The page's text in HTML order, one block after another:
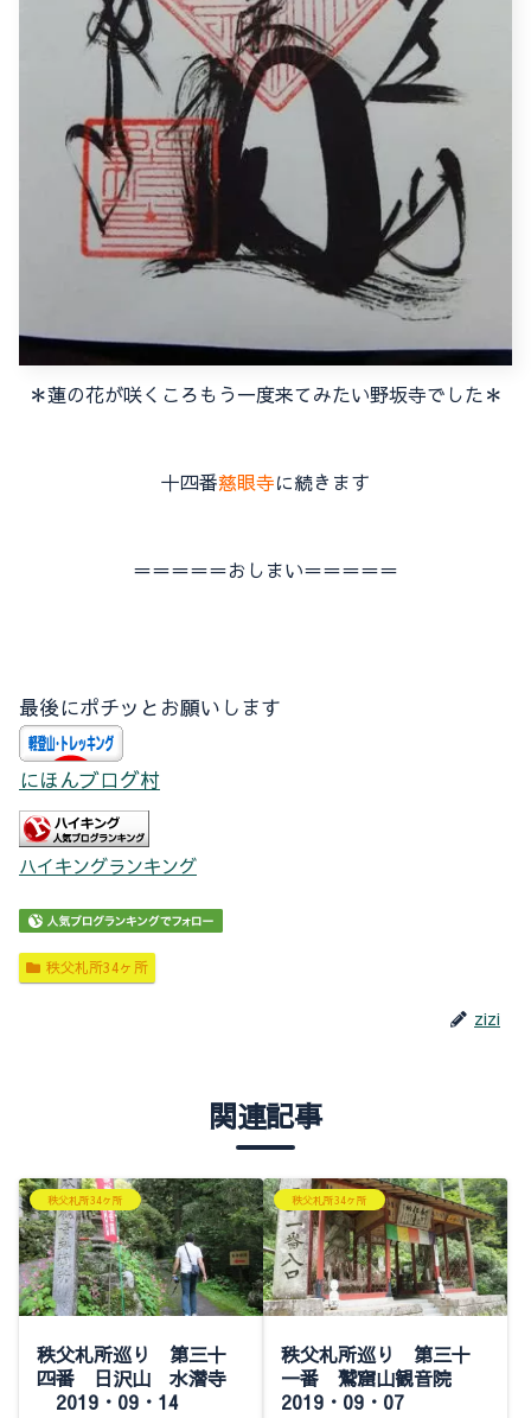
＊蓮の花が咲くころもう一度来てみたい野坂寺でした＊
十四番慈眼寺に続きます
＝＝＝＝＝おしまい＝＝＝＝＝
最後にポチッとお願いします
にほんブログ村
ハイキングランキング
秩父札所34ヶ所
zizi
関連記事
秩父札所34ヶ所
秩父札所巡り 第三十
四番 日沢山 水潜寺
2019・09・14
秩父札所34ヶ所
秩父札所巡り 第三十
一番 鷲窟山観音院
2019・09・07